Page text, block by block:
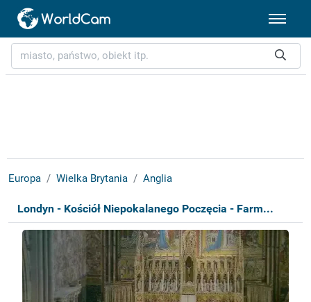
Europa Wielka Brytania Anglia
Londyn - Kościół Niepokalanego Poczęcia - Farm...